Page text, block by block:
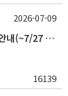
2026-2학기 순득장학재단 장학생(23기) 선발 안내(~7/27 10:00)
16139
2026-07-09